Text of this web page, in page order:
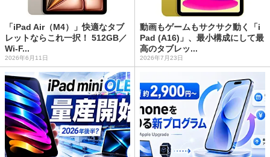
「iPad Air（M4）」快適なタブ
レットならこれ一択！ 512GB／
Wi-F...
2026年6月11日
動画もゲームもサクサク動く「i
Pad (A16)」、最小構成にして最
高のタブレッ...
2026年7月23日